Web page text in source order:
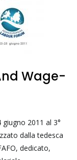
Wage-
2011 al 3°
dalla tedesca
dedicato,